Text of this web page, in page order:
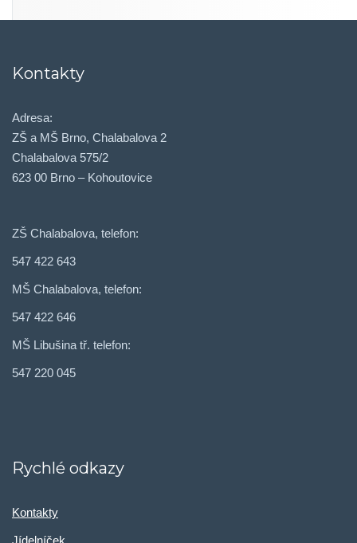
Kontakty
Adresa:
ZŠ a MŠ Brno, Chalabalova 2
Chalabalova 575/2
623 00 Brno – Kohoutovice
ZŠ Chalabalova, telefon:
547 422 643
MŠ Chalabalova, telefon:
547 422 646
MŠ Libušina tř. telefon:
547 220 045
Rychlé odkazy
Kontakty
Jídelníček